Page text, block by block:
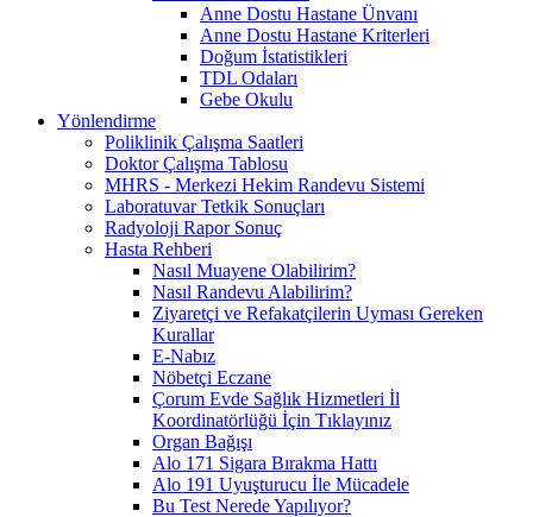
Anne Dostu Hastane Ünvanı
Anne Dostu Hastane Kriterleri
Doğum İstatistikleri
TDL Odaları
Gebe Okulu
Yönlendirme
Poliklinik Çalışma Saatleri
Doktor Çalışma Tablosu
MHRS - Merkezi Hekim Randevu Sistemi
Laboratuvar Tetkik Sonuçları
Radyoloji Rapor Sonuç
Hasta Rehberi
Nasıl Muayene Olabilirim?
Nasıl Randevu Alabilirim?
Ziyaretçi ve Refakatçilerin Uyması Gereken
Kurallar
E-Nabız
Nöbetçi Eczane
Çorum Evde Sağlık Hizmetleri İl
Koordinatörlüğü İçin Tıklayınız
Organ Bağışı
Alo 171 Sigara Bırakma Hattı
Alo 191 Uyuşturucu İle Mücadele
Bu Test Nerede Yapılıyor?